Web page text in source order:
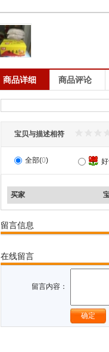
商品详细 商品评论
宝贝与描述相符
全部(0)
买家
留言信息
在线留言
留言内容：